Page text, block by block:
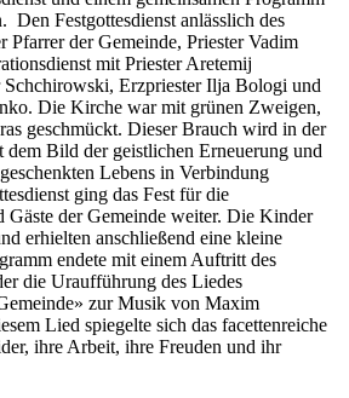
Den Festgottesdienst anlässlich des
Pfarrer der Gemeinde, Priester Vadim
mit Priester Aretemij
Schchirowski, Erzpriester Ilja Bologi und
Die Kirche war mit grünen Zweigen,
geschmückt. Dieser Brauch wird in der
Bild der geistlichen Erneuerung und
Lebens in Verbindung
ging das Fest für die
Gäste der Gemeinde weiter. Die Kinder
erhielten anschließend eine kleine
endete mit einem Auftritt des
die Uraufführung des Liedes
zur Musik von Maxim
Lied spiegelte sich das facettenreiche
ihre Arbeit, ihre Freuden und ihr